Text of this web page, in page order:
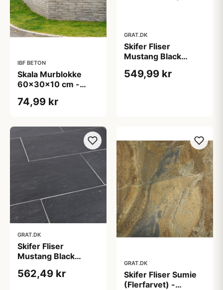
IBF BETON
Skala Murblokke
60x30x10 cm -
74,99 kr
GRAT.DK
Skifer Fliser
Mustang Black
1,3 cm
549,99 kr
GRAT.DK
Skifer Fliser
Mustang Black
1,3 cm
562,49 kr
GRAT.DK
Skifer Fliser Sumie
(Flerfarvet) -